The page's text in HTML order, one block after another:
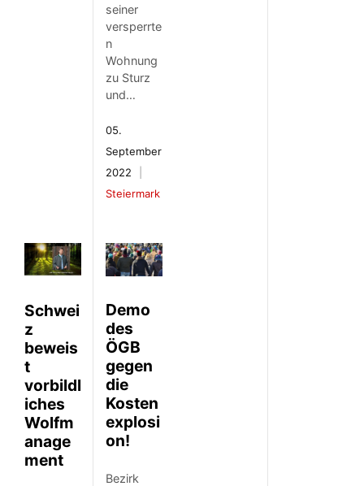
seiner
versperrte
n
Wohnung
zu Sturz
und…
05.
September
2022
Steiermark
Schwei
z
beweis
t
vorbildl
iches
Wolfm
anage
ment
Demo
des
ÖGB
gegen
die
Kosten
explosi
on!
Bezirk